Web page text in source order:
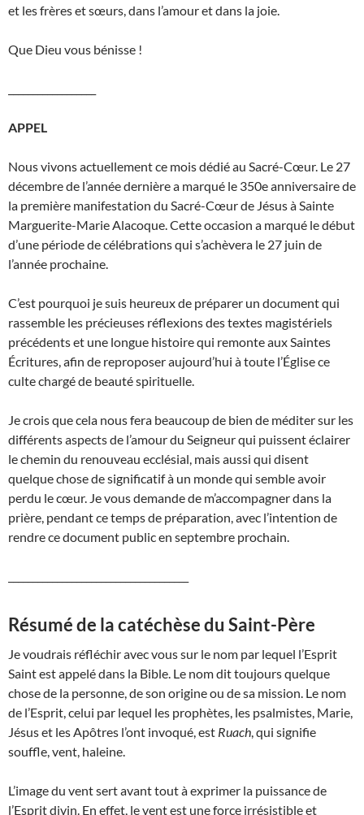
et les frères et sœurs, dans l’amour et dans la joie.
Que Dieu vous bénisse !
APPEL
Nous vivons actuellement ce mois dédié au Sacré-Cœur. Le 27
décembre de l’année dernière a marqué le 350e anniversaire de
la première manifestation du Sacré-Cœur de Jésus à Sainte
Marguerite-Marie Alacoque. Cette occasion a marqué le début
d’une période de célébrations qui s’achèvera le 27 juin de
l’année prochaine.
C’est pourquoi je suis heureux de préparer un document qui
rassemble les précieuses réflexions des textes magistériels
précédents et une longue histoire qui remonte aux Saintes
Écritures, afin de reproposer aujourd’hui à toute l’Église ce
culte chargé de beauté spirituelle.
Je crois que cela nous fera beaucoup de bien de méditer sur les
différents aspects de l’amour du Seigneur qui puissent éclairer
le chemin du renouveau ecclésial, mais aussi qui disent
quelque chose de significatif à un monde qui semble avoir
perdu le cœur. Je vous demande de m’accompagner dans la
prière, pendant ce temps de préparation, avec l’intention de
rendre ce document public en septembre prochain.
Résumé de la catéchèse du Saint-Père
Je voudrais réfléchir avec vous sur le nom par lequel l’Esprit
Saint est appelé dans la Bible. Le nom dit toujours quelque
chose de la personne, de son origine ou de sa mission. Le nom
de l’Esprit, celui par lequel les prophètes, les psalmistes, Marie,
Jésus et les Apôtres l’ont invoqué, est Ruach, qui signifie
souffle, vent, haleine.
L’image du vent sert avant tout à exprimer la puissance de
l’Esprit divin. En effet, le vent est une force irrésistible et